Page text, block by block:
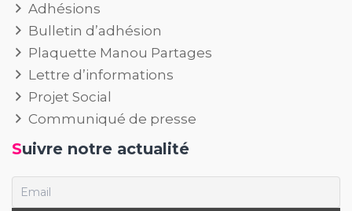
Adhésions
Bulletin d’adhésion
Plaquette Manou Partages
Lettre d’informations
Projet Social
Communiqué de presse
Suivre notre actualité